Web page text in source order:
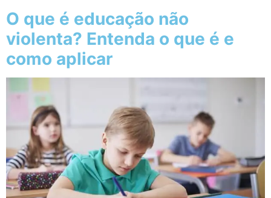
O que é educação não
violenta? Entenda o que é e
como aplicar